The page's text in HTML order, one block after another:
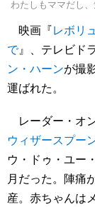
わたしもママだし
映画『レボリ
で』、テレビド
ン・ハーンが撮
運ばれた。
レーダー・オ
ウィザースプー
ウ・ドゥ・ユー
月だった。陣痛
産。赤ちゃんは